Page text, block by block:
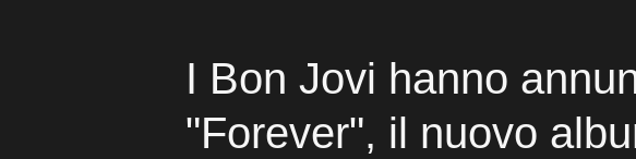
I Bon Jovi hanno
"Forever", il nuovo